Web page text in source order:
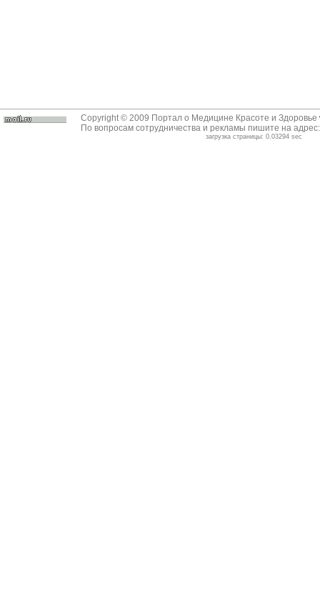
Copyright © 2009 Портал о Медицине Красоте и Здоровье
По вопросам сотрудничества и рекламы пишите на
загрузка страницы: 0.03294 sec